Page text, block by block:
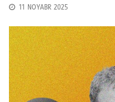
11 NOYABR 2025